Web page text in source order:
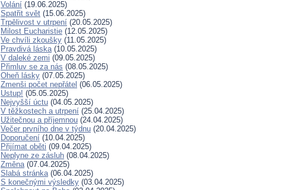
Volání (19.06.2025)
Spatřit svět (15.06.2025)
Trpělivost v utrpení (20.05.2025)
Milost Eucharistie (12.05.2025)
Ve chvíli zkoušky (11.05.2025)
Pravdivá láska(10.05.2025)
V daleké zemi (09.05.2025)
Přimluv se za nás (08.05.2025)
Oheň lásky (07.05.2025)
Zmenši počet nepřátel (06.05.2025)
Ustup! (05.05.2025)
Nejvyšší úctu (04.05.2025)
V těžkostech a utrpení (25.04.2025)
Užitečnou a příjemnou (24.04.2025)
Večer prvního dne v týdnu (20.04.2025)
Doporučení (10.04.2025)
Přijímat oběti (09.04.2025)
Neplyne ze zásluh (08.04.2025)
Změna(07.04.2025)
Slabá stránka(06.04.2025)
S konečnými výsledky (03.04.2025)